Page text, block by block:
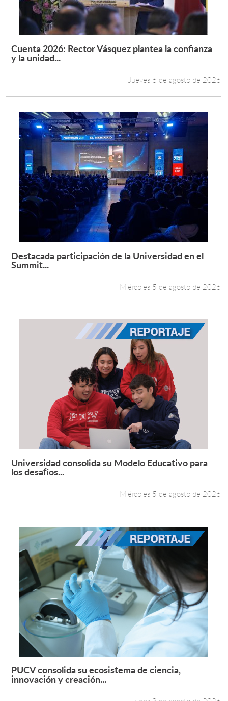
Leer más +
Cuenta 2026: Rector Vásquez plantea la confianza
y la unidad...
Jueves 6 de agosto de 2026
Leer más +
Destacada participación de la Universidad en el
Summit...
Miércoles 5 de agosto de 2026
Leer más +
Universidad consolida su Modelo Educativo para
los desafíos...
Miércoles 5 de agosto de 2026
Leer más +
PUCV consolida su ecosistema de ciencia,
innovación y creación...